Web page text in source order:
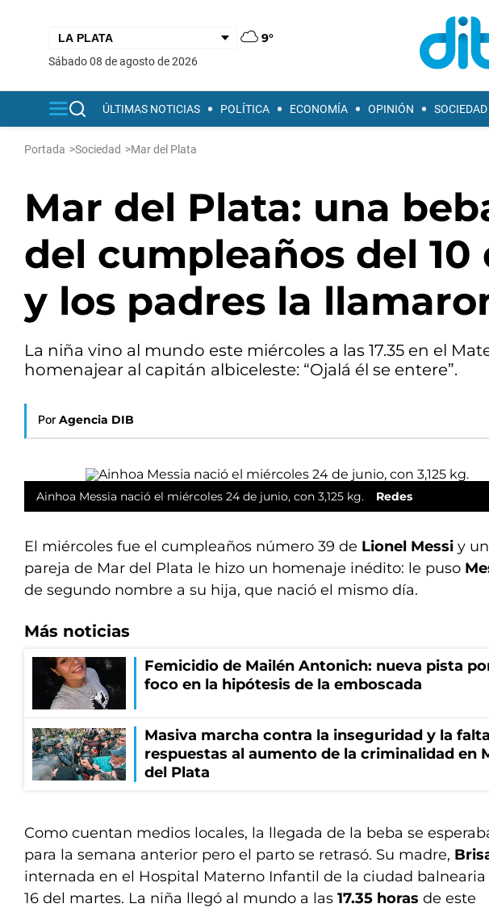
9°
sábado 08 de agosto de 2026
ÚLTIMAS NOTICIAS POLÍTICA ECONOMÍA OPINIÓN SOCIEDAD
Portada >Sociedad >Mar del Plata
Mar del Plata: una
del cumpleaños del 10
y los padres la
La niña vino al mundo este miércoles a las 17.35 en el
homenajear al capitán albiceleste: “Ojalá él se entere”.
Por Agencia DIB
Ainhoa Messia nació el miércoles 24 de junio, con 3,125 kg. Redes
El miércoles fue el cumpleaños número 39 de Lionel Messi y
pareja de Mar del Plata le hizo un homenaje inédito: le puso
de segundo nombre a su hija, que nació el mismo día.
Más noticias
Femicidio de Mailén Antonich: nueva pista
foco en la hipótesis de la emboscada
Masiva marcha contra la inseguridad y la
respuestas al aumento de la criminalidad en
del Plata
Como cuentan medios locales, la llegada de la beba se
para la semana anterior pero el parto se retrasó. Su madre,
internada en el Hospital Materno Infantil de la ciudad balnearia
16 del martes. La niña llegó al mundo a las 17.35 horas de este